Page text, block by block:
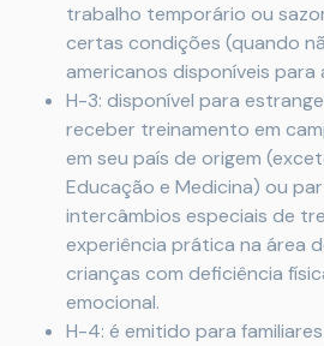
trabalho temporário ou
certas condições (quando
americanos disponíveis para
H-3: disponível para
receber treinamento em
em seu país de origem
Educação e Medicina) ou
intercâmbios especiais de
experiência prática na área
crianças com deficiência
emocional.
H-4: é emitido para